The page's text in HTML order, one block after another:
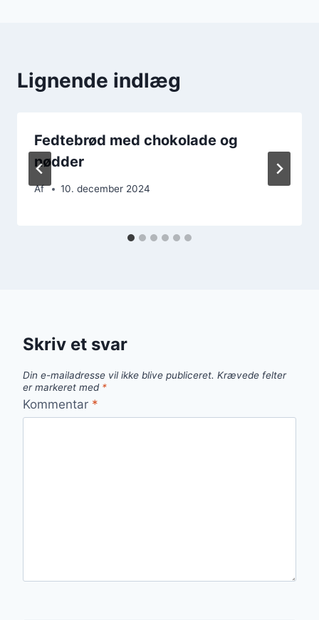
Lignende indlæg
Fedtebrød med chokolade og
nødder
Af 10. december 2024
Skriv et svar
Din e-mailadresse vil ikke blive publiceret. Krævede felter
er markeret med *
Kommentar *